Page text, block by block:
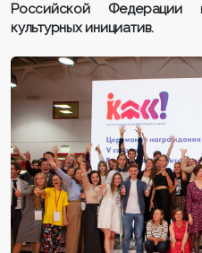
Российской Федерации
культурных инициатив.